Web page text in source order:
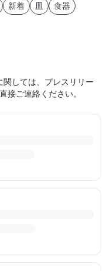
新着 皿 食器
しては、プレスリリー
接ご連絡ください。